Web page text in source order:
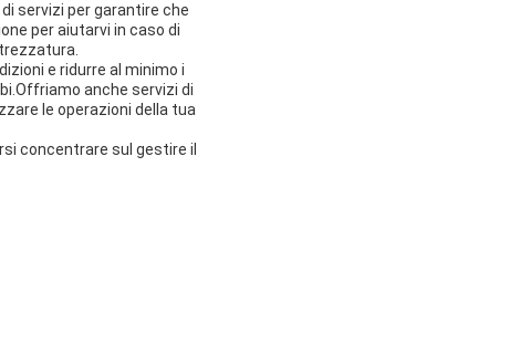
servizi per garantire che
per aiutarvi in caso di
e ridurre al minimo i
anche servizi di
le operazioni della tua
concentrare sul gestire il